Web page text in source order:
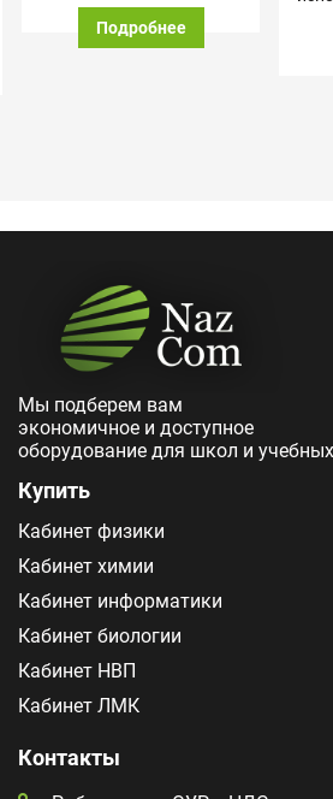
Подробнее
Мы подберем вам
экономичное и доступное
оборудование для школ и
Купить
Кабинет физики
Кабинет химии
Кабинет информатики
Кабинет биологии
Кабинет НВП
Кабинет ЛМК
Контакты